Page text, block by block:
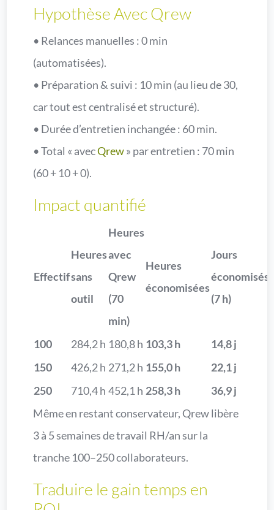
Hypothèse Avec Qrew
• Relances manuelles : 0 min
(automatisées).
• Préparation & suivi : 10 min (au lieu de 30,
car tout est centralisé et structuré).
• Durée d’entretien inchangée : 60 min.
• Total « avecQrew» par entretien : 70 min
(60 + 10 + 0).
Impact quantifié
Effectif
Heures
sans
outil
Heures
avec
Qrew
(70
min)
Heures
économisées
Jours
économisés
(7 h)
100 284,2 h 180,8 h 103,3 h
14,8 j
150
426,2 h 271,2 h 155,0 h
22,1 j
250
710,4 h 452,1 h 258,3 h
36,9 j
Même en restant conservateur, Qrew libère
3 à 5 semaines de travail RH/an sur la
tranche 100–250 collaborateurs.
Traduire le gain temps en